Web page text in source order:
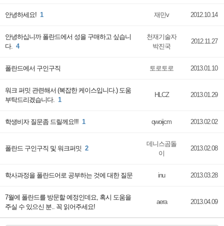
안녕하세요! 1 재민v 2012.10.14
안녕하십니까 폴란드에서 성을 구매하고 싶습니
다. 4
천재기술자
박진국
2012.11.27
폴란드에서 구인구직 토로토로 2013.01.10
워크 퍼밋 관련해서 (복잡한 케이스입니다.) 도움
부탁드리겠습니다. 1
HLCZ 2013.01.29
학생비자 질문좀 드릴께요!!! 1 qwoijcm 2013.02.02
폴란드 구인구직 및 워크퍼밋 2
데니스곰돌
이
2013.02.08
학사과정을 폴란드어로 공부하는 것에 대한 질문 inu 2013.03.28
7월에 폴란드를 방문할 예정인데요, 혹시 도움을
주실 수 있으신 분.. 꼭 읽어주세요!
aera 2013.04.09